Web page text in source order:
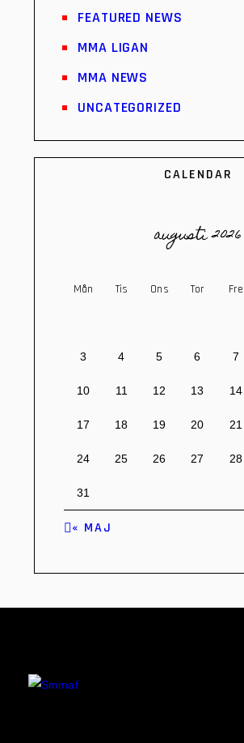
FEATURED NEWS
MMA LIGAN
MMA NEWS
UNCATEGORIZED
CALENDAR
augusti 2026
Mån Tis Ons Tor Fre
3 4 5 6 7
10 11 12 13 14
17 18 19 20 21
24 25 26 27 28
31
« MAJ